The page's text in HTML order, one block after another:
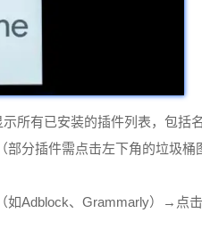
所有已安装的插件列表，包括
分插件需点击左下角的垃圾
Adblock、Grammarly）→点